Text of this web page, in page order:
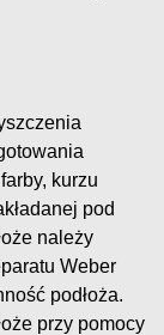
kurzu
pod
należy
Weber
podłoża.
przy pomocy